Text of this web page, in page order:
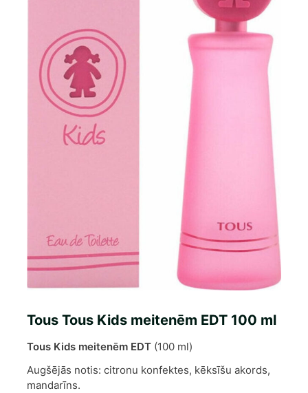
Tous Tous Kids meitenēm EDT 100 ml
Tous Kids meitenēm EDT (100 ml)
Augšējās notis: citronu konfektes, kēksīšu akords,
mandarīns.